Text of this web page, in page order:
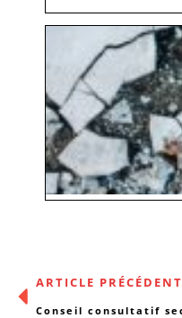
ARTICLE PRÉCÉDENT